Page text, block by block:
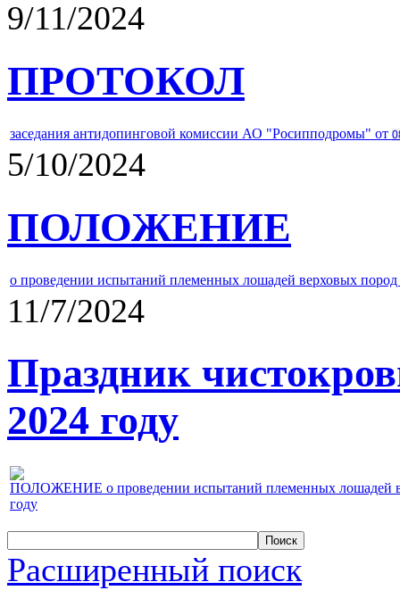
9/11/2024
ПРОТОКОЛ
заседания антидопинговой комиссии АО "Росипподромы" от
5/10/2024
ПОЛОЖЕНИЕ
о проведении испытаний племенных лошадей верховых
11/7/2024
Праздник
2024 году
ПОЛОЖЕНИЕ о проведении испытаний племенных лошадей
году
Расширенный поиск